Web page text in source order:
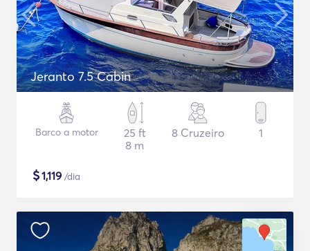
Jeranto 7.5 Cabin
Barco a motor
25 ft
8 m
8 Cruzeiro 1
$1,119 /dia